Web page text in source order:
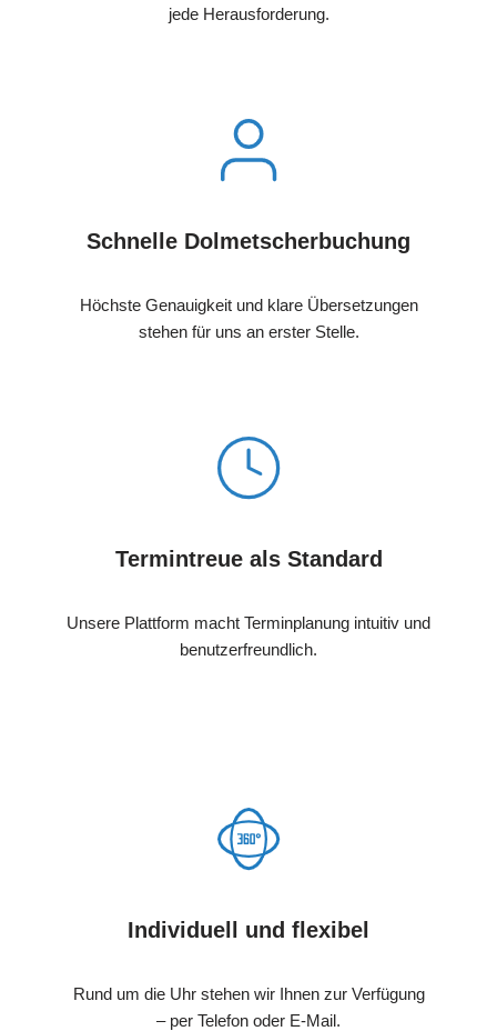
jede Herausforderung.
Schnelle Dolmetscherbuchung
Höchste Genauigkeit und klare Übersetzungen
stehen für uns an erster Stelle.
Termintreue als Standard
Unsere Plattform macht Terminplanung intuitiv und
benutzerfreundlich.
Individuell und flexibel
Rund um die Uhr stehen wir Ihnen zur Verfügung
– per Telefon oder E-Mail.